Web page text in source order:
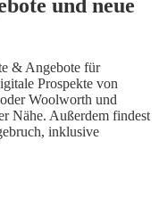
und neue
& Angebote für
Prospekte von
Woolworth und
Nähe. Außerdem findest
inklusive